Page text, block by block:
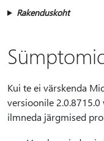
Rakenduskoht
Kui te ei värskenda
versioonile
ilmneda järgmised